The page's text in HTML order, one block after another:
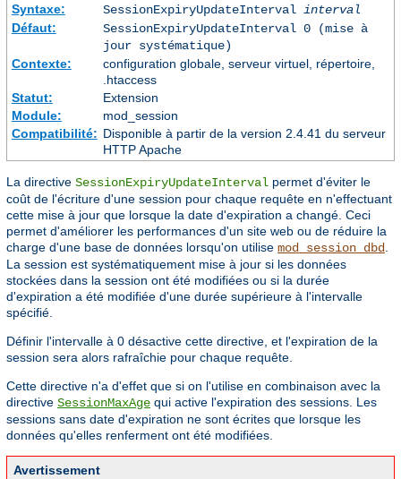
Syntaxe:
SessionExpiryUpdateInterval interval
Défaut:
SessionExpiryUpdateInterval 0 (mise à
jour systématique)
Contexte:
configuration globale, serveur virtuel, répertoire,
.htaccess
Statut:
Extension
Module:
mod_session
Compatibilité: Disponible à partir de la version 2.4.41 du serveur
HTTP Apache
La directive SessionExpiryUpdateInterval permet d'éviter le
coût de l'écriture d'une session pour chaque requête en n'effectuant
cette mise à jour que lorsque la date d'expiration a changé. Ceci
permet d'améliorer les performances d'un site web ou de réduire la
charge d'une base de données lorsqu'on utilise mod_session_dbd.
La session est systématiquement mise à jour si les données
stockées dans la session ont été modifiées ou si la durée
d'expiration a été modifiée d'une durée supérieure à l'intervalle
spécifié.
Définir l'intervalle à 0 désactive cette directive, et l'expiration de la
session sera alors rafraîchie pour chaque requête.
Cette directive n'a d'effet que si on l'utilise en combinaison avec la
directive SessionMaxAge qui active l'expiration des sessions. Les
sessions sans date d'expiration ne sont écrites que lorsque les
données qu'elles renferment ont été modifiées.
Avertissement